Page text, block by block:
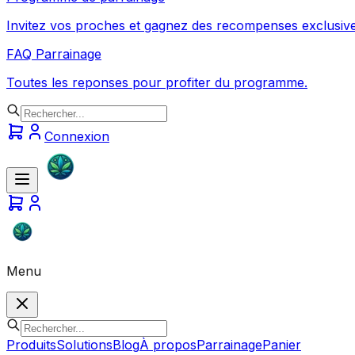
Invitez vos proches et gagnez des recompenses
FAQ Parrainage
Toutes les reponses pour profiter du programme.
Connexion
Menu
ProduitsSolutionsBlogÀ proposParrainagePanier